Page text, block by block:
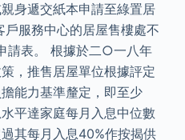
身遞交紙本申請至綠置居
服務中心的居屋售樓處不
請表。 根據於二○一八年
，推售居屋單位根據評定
能力基準釐定，即至少
平達家庭每月入息中位數
其每月入息40%作按揭供